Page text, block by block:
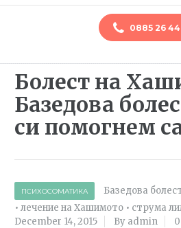
0885 26
Болест на
Базедова
си помогнем
ПСИХОСОМАТИКА Базедова
• лечение на Хашимото • струма
December 14, 2015
By admin